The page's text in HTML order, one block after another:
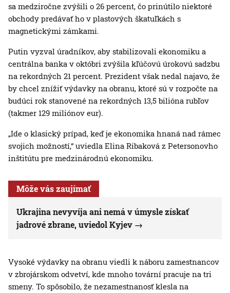
sa medziročne zvýšili o 26 percent, čo prinútilo niektoré
obchody predávať ho v plastových škatuľkách s
magnetickými zámkami.
Putin vyzval úradníkov, aby stabilizovali ekonomiku a
centrálna banka v októbri zvýšila kľúčovú úrokovú sadzbu
na rekordných 21 percent. Prezident však nedal najavo, že
by chcel znížiť výdavky na obranu, ktoré sú v rozpočte na
budúci rok stanovené na rekordných 13,5 bilióna rubľov
(takmer 129 miliónov eur).
„Ide o klasický prípad, keď je ekonomika hnaná nad rámec
svojich možností,“ uviedla Elina Ribaková z Petersonovho
inštitútu pre medzinárodnú ekonomiku.
Môže vás zaujímať
Ukrajina nevyvíja ani nemá v úmysle získať
jadrové zbrane, uviedol Kyjev
Vysoké výdavky na obranu viedli k náboru zamestnancov
v zbrojárskom odvetví, kde mnoho tovární pracuje na tri
smeny. To spôsobilo, že nezamestnanosť klesla na